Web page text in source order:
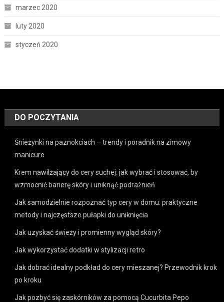
marzec 2020
luty 2020
styczeń 2020
DO POCZYTANIA
Śnieżynki na paznokciach – trendy i poradnik na zimowy
manicure
Krem nawilżający do cery suchej: jak wybrać i stosować, by
wzmocnić barierę skóry i uniknąć podrażnień
Jak samodzielnie rozpoznać typ cery w domu: praktyczne
metody i najczęstsze pułapki do uniknięcia
Jak uzyskać świeży i promienny wygląd skóry?
Jak wykorzystać dodatki w stylizacji retro
Jak dobrać idealny podkład do cery mieszanej? Przewodnik krok
po kroku
Jak pozbyć się zaskórników za pomocą Cucurbita Pepo